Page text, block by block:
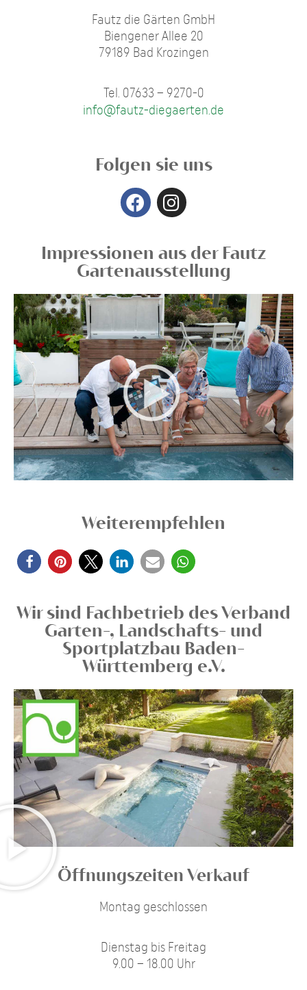
Fautz die Gärten GmbH
Biengener Allee 20
79189 Bad Krozingen
Tel. 07633 – 9270-0
info@fautz-diegaerten.de
Folgen sie uns
Impressionen aus der Fautz
Gartenausstellung
Weiterempfehlen
Wir sind Fachbetrieb des Verband
Garten-, Landschafts- und
Sportplatzbau Baden-
Württemberg e.V.
Öffnungszeiten Verkauf
Montag geschlossen
Dienstag bis Freitag
9.00 – 18.00 Uhr